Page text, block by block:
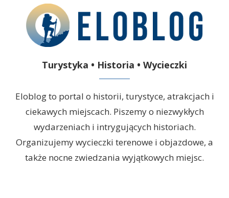
Turystyka • Historia • Wycieczki
Eloblog to portal o historii, turystyce, atrakcjach i
ciekawych miejscach. Piszemy o niezwykłych
wydarzeniach i intrygujących historiach.
Organizujemy wycieczki terenowe i objazdowe, a
także nocne zwiedzania wyjątkowych miejsc.